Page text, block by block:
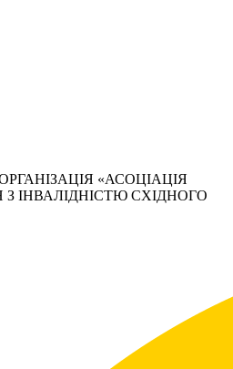
«АСОЦІАЦІЯ
ІНВАЛІДНІСТЮ СХІДНОГО